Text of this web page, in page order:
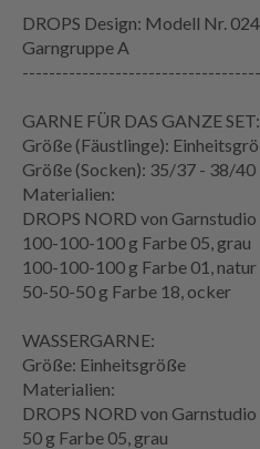
DROPS Design: Modell Nr. 024
Garngruppe A
GARNE FÜR DAS GANZE SET:
Größe (Fäustlinge):
Größe (Socken): 35/37 - 38/
Materialien:
DROPS NORD von
100-100-100 g Farbe 05, grau
100-100-100 g Farbe 01, natur
50-50-50 g Farbe 18, ocker
WASSERGARNE:
Größe: Einheitsgröße
Materialien:
DROPS NORD von
50 g Farbe 05, grau